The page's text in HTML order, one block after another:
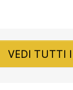
VEDI TUTTI